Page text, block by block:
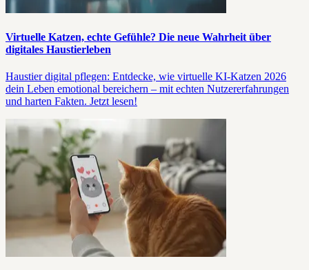
Virtuelle Katzen, echte Gefühle? Die neue Wahrheit über
digitales Haustierleben
Haustier digital pflegen: Entdecke, wie virtuelle KI-Katzen 2026
dein Leben emotional bereichern – mit echten Nutzererfahrungen
und harten Fakten. Jetzt lesen!